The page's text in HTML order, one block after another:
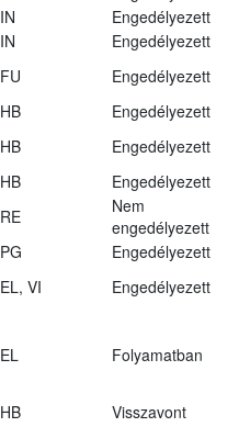
IN
Engedélyezett
IN
Engedélyezett
FU
Engedélyezett
HB
Engedélyezett
HB
Engedélyezett
HB
Engedélyezett
RE
Nem
engedélyezett
PG
Engedélyezett
EL, VI
Engedélyezett
EL Folyamatban
HB
Visszavont